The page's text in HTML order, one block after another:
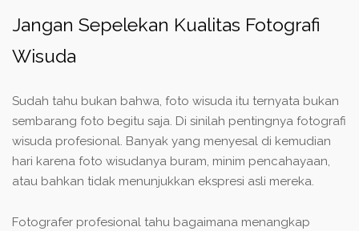
Jangan Sepelekan Kualitas Fotografi
Wisuda
Sudah tahu bukan bahwa, foto wisuda itu ternyata bukan
sembarang foto begitu saja. Di sinilah pentingnya fotografi
wisuda profesional. Banyak yang menyesal di kemudian
hari karena foto wisudanya buram, minim pencahayaan,
atau bahkan tidak menunjukkan ekspresi asli mereka.
Fotografer profesional tahu bagaimana menangkap